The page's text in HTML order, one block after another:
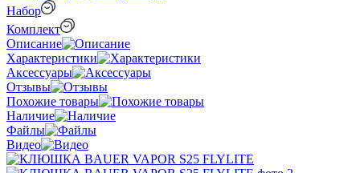
Набор
Комплект
Описание
Характеристики
Аксессуары
Отзывы
Похожие товары
Наличие
Файлы
Видео